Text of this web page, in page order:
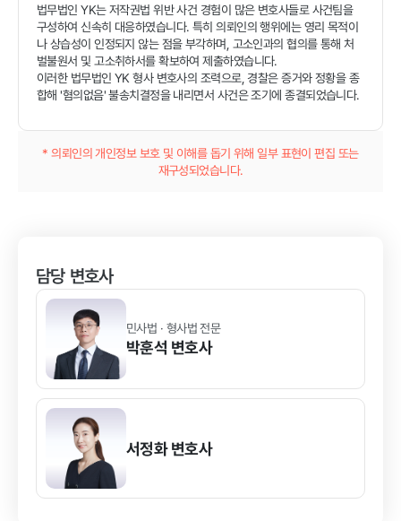
법무법인 YK는 저작권법 위반 사건 경험이 많은 변호사들로 사건팀을
구성하여 신속히 대응하였습니다. 특히 의뢰인의 행위에는 영리 목적이
나 상습성이 인정되지 않는 점을 부각하며, 고소인과의 협의를 통해 처
벌불원서 및 고소취하서를 확보하여 제출하였습니다.
이러한 법무법인 YK 형사 변호사의 조력으로, 경찰은 증거와 정황을 종
합해 '혐의없음' 불송치결정을 내리면서 사건은 조기에 종결되었습니다.
* 의뢰인의 개인정보 보호 및 이해를 돕기 위해 일부 표현이 편집 또는
재구성되었습니다.
담당 변호사
민사법 · 형사법 전문
박훈석 변호사
서정화 변호사